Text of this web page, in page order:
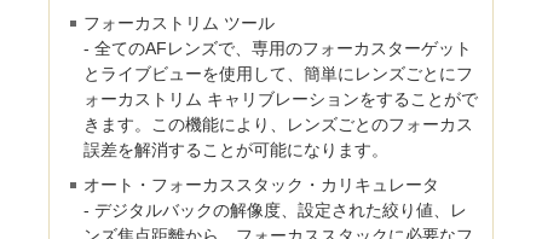
フォーカストリム ツール
- 全てのAFレンズで、専用のフォーカスターゲット
とライブビューを使用して、簡単にレンズごとにフ
ォーカストリム キャリブレーションをすることがで
きます。この機能により、レンズごとのフォーカス
誤差を解消することが可能になります。
オート・フォーカススタック・カリキュレータ
- デジタルバックの解像度、設定された絞り値、レ